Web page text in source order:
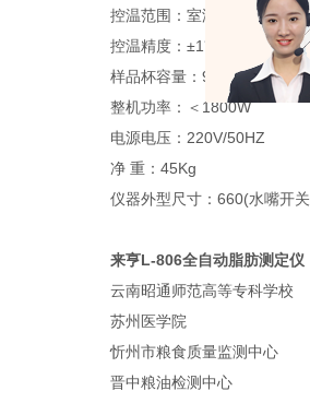
控温范围：室温+5℃ ～280℃
控温精度：±1℃
样品杯容量：90ml
整机功率：＜1800W
电源电压：220V/50HZ
净 重：45Kg
仪器外型尺寸：660(水嘴开
来亨L-806全自动脂肪测定仪
云南昭通师范高等专科学校
苏州医学院
忻州市粮食质量监测中心
晋中粮油检测中心